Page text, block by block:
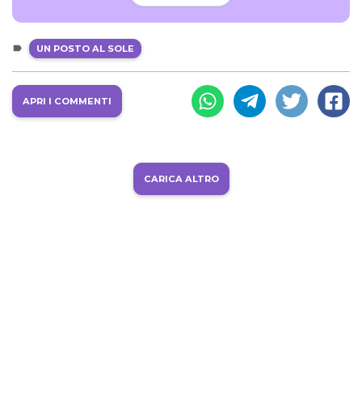
UN POSTO AL SOLE
APRI I COMMENTI
CARICA ALTRO